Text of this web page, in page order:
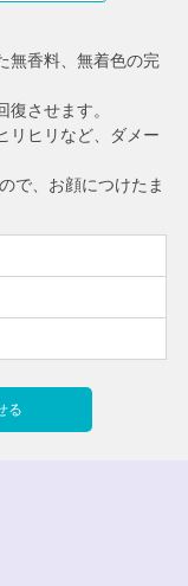
る
無香料、無着色の完
させます。
リヒリなど、ダメー
で、お顔につけたま